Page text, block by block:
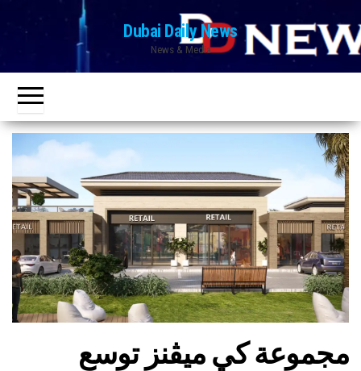
to
the
content
Dubai Daily News
News & Media
مجموعة كي ميڤنز توسع